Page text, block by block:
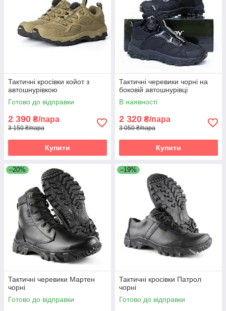
Тактичні кросівки койот з
автошнурівкою
Готово до відправки
2 390 ₴/пара
3 150 ₴/пара
Купити
Тактичні черевики чорні на
боковій автошнурівці
В наявності
2 320 ₴/пара
3 050 ₴/пара
Купити
–20%
Тактичні черевики Мартен
чорні
Готово до відправки
–19%
Тактичні кросівки Патрол
чорні
Готово до відправки